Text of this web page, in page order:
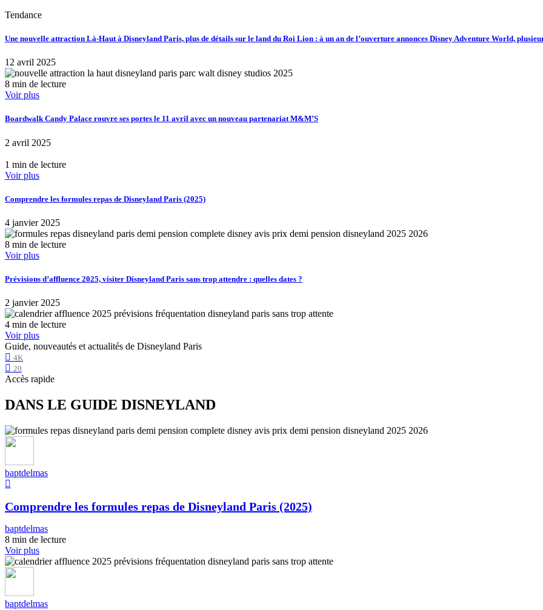
Tendance
Une nouvelle attraction Là-Haut à Disneyland Paris, plus de détails sur le land du Roi Lion : à un an de l’ouverture annonces Disney Adventure World,
12 avril 2025
8 min de lecture
Voir plus
Boardwalk Candy Palace rouvre ses portes le 11 avril avec un nouveau partenariat M&M’S
2 avril 2025
1 min de lecture
Voir plus
Comprendre les formules repas de Disneyland Paris (2025)
4 janvier 2025
8 min de lecture
Voir plus
Prévisions d’affluence 2025, visiter Disneyland Paris sans trop attendre : quelles dates ?
2 janvier 2025
4 min de lecture
Voir plus
Guide, nouveautés et actualités de Disneyland Paris
4K
20
Accès rapide
DANS LE GUIDE DISNEYLAND
baptdelmas
Comprendre les formules repas de Disneyland Paris (2025)
baptdelmas
8 min de lecture
Voir plus
baptdelmas